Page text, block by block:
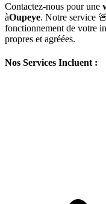
Contactez-nous pour une
àOupeye. Notre service
fonctionnement de votre
propres et agréées.
Nos Services Incluent :